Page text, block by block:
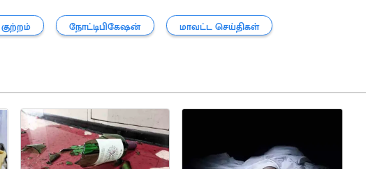
குற்றம் நோட்டிபிகேஷன் மாவட்ட செய்திகள்